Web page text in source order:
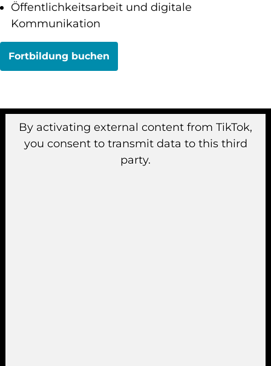
Öffentlichkeitsarbeit und digitale
Kommunikation
Fortbildung buchen
By activating external content from TikTok,
you consent to transmit data to this third
party.